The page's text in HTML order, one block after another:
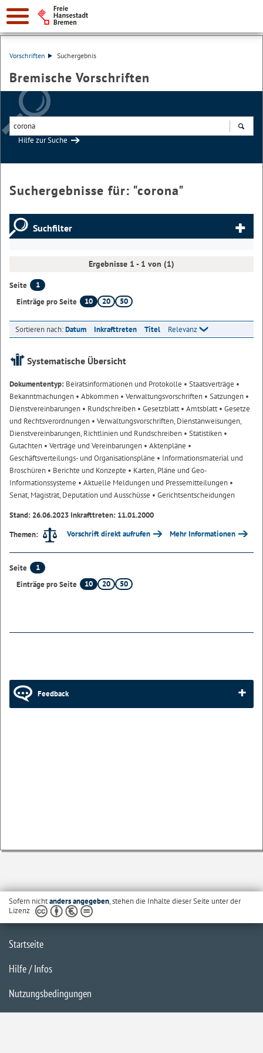
Vorschriften Suchergebnis
Bremische Vorschriften
Hilfe zur Suche
Suchergebnisse für: "corona"
Suchfilter
Ergebnisse 1 - 1 von (1)
Seite
1
Einträge pro Seite
10 20 50
Sortieren nach:Datum Inkrafttreten Titel Relevanz
Systematische Übersicht
Dokumententyp: Beiratsinformationen und Protokolle • Staatsverträge •
Bekanntmachungen • Abkommen • Verwaltungsvorschriften • Satzungen •
Dienstvereinbarungen • Rundschreiben • Gesetzblatt• Amtsblatt• Gesetze
und Rechtsverordnungen • Verwaltungsvorschriften, Dienstanweisungen,
Dienstvereinbarungen, Richtlinien und Rundschreiben • Statistiken •
Gutachten • Verträge und Vereinbarungen • Aktenpläne •
Geschäftsverteilungs- und Organisationspläne • Informationsmaterial und
Broschüren • Berichte und Konzepte • Karten, Pläne und Geo-
Informationssysteme • Aktuelle Meldungen und Pressemitteilungen •
Senat, Magistrat, Deputation und Ausschüsse • Gerichtsentscheidungen
Stand: 26.06.2023 Inkrafttreten: 11.01.2000
Themen:
Vorschrift direkt aufrufen Mehr Informationen
Seite
1
Einträge pro Seite
10 20 50
Feedback
Sofern nichtanders angegeben, stehen die Inhalte dieser Seite unter der
Lizenz
Startseite
Hilfe / Infos
Nutzungsbedingungen